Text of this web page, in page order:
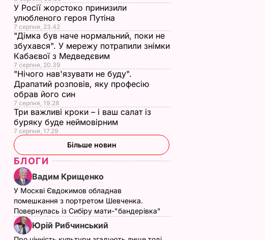
У Росії жорстоко принизили
улюбленого героя Путіна
7 серпня, 23.42
"Дімка був наче нормальний, поки не
збухався". У мережу потрапили знімки
Кабаєвої з Медведєвим
7 серпня, 20.39
"Нічого нав'язувати не буду".
Драпатий розповів, яку професію
обрав його син
7 серпня, 19.28
Три важливі кроки – і ваш салат із
буряку буде неймовірним
7 серпня, 17.29
Більше новин
БЛОГИ
Вадим Крищенко
У Москві Євдокимов обладнав
помешкання з портретом Шевченка.
Повернулась із Сибіру мати-"бандерівка"
Юрій Рибчинський